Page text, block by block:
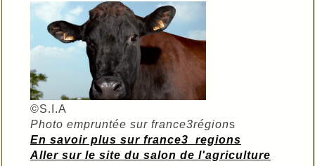
©S.I.A
Photo empruntée sur france3régions
En savoir plus sur france3_regions
Aller sur le site du salon de l'agriculture